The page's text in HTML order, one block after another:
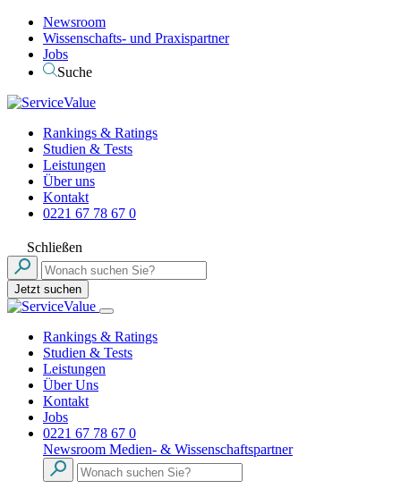
Newsroom
Wissenschafts- und Praxispartner
Jobs
Suche
Rankings & Ratings
Studien & Tests
Leistungen
Über uns
Kontakt
0221 67 78 67 0
Schließen
Jetzt suchen
Rankings & Ratings
Studien & Tests
Leistungen
Über Uns
Kontakt
Jobs
0221 67 78 67 0
Newsroom Medien- & Wissenschaftspartner